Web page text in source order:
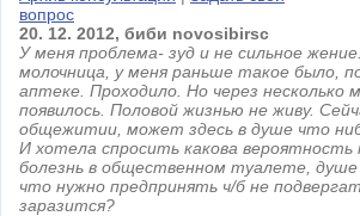
вопрос
20. 12. 2012, биби novosibirsc
У меня проблема- зуд и не сильное
молочница, у меня раньше такое было,
аптеке. Проходило. Но через несколько
появилось. Половой жизнью не живу.
общежитии, может здесь в душе что
И хотела спросить какова
болезнь в общественном туалете, душе
что нужно предпринять ч/б не
заразится?